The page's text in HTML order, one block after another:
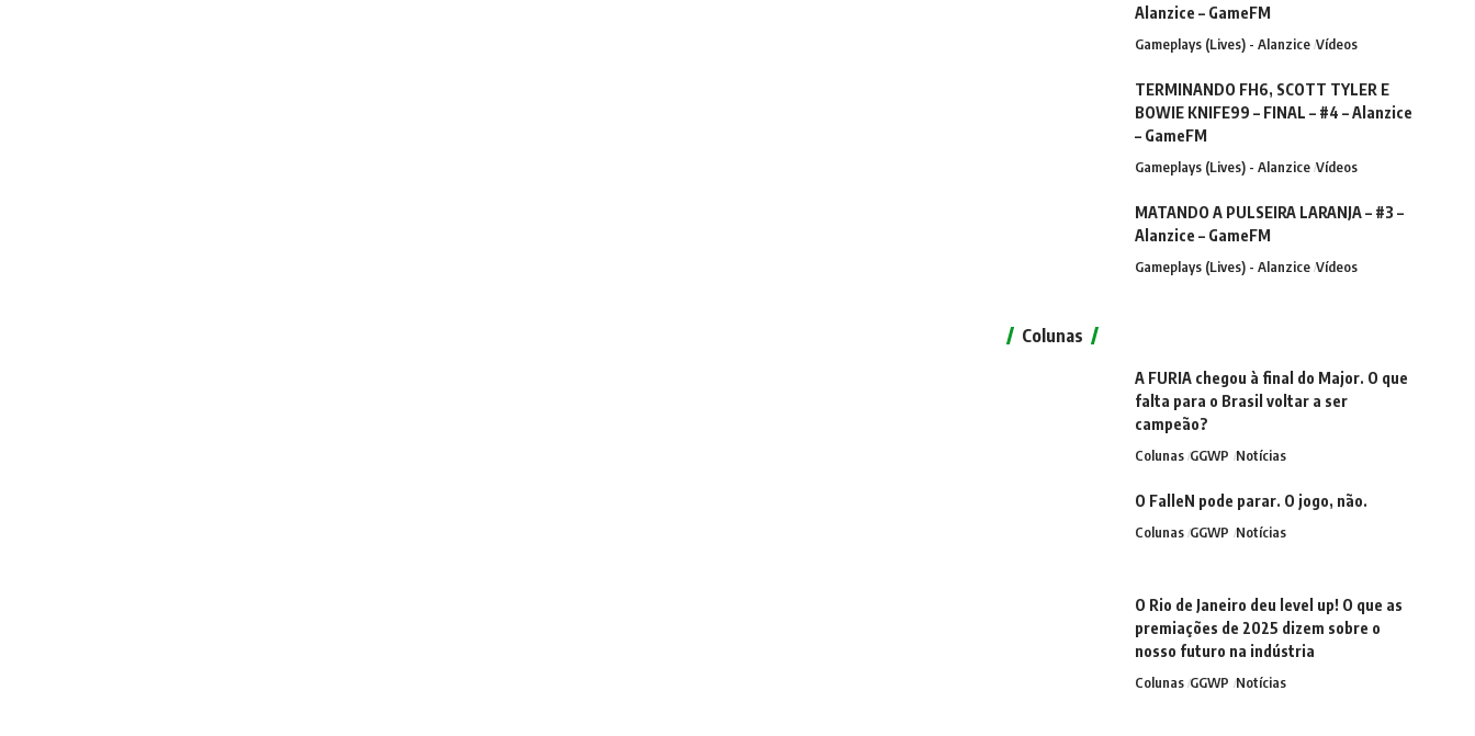
Alanzice – GameFM
Gameplays (Lives) - Alanzice Vídeos
TERMINANDO FH6, SCOTT TYLER E
BOWIE KNIFE99 – FINAL – #4 – Alanzice
– GameFM
Gameplays (Lives) - Alanzice Vídeos
MATANDO A PULSEIRA LARANJA – #3 –
Alanzice – GameFM
Gameplays (Lives) - Alanzice Vídeos
Colunas
A FURIA chegou à final do Major. O que
falta para o Brasil voltar a ser
campeão?
Colunas GGWP Notícias
O FalleN pode parar. O jogo, não.
Colunas GGWP Notícias
O Rio de Janeiro deu level up! O que as
premiações de 2025 dizem sobre o
nosso futuro na indústria
Colunas GGWP Notícias